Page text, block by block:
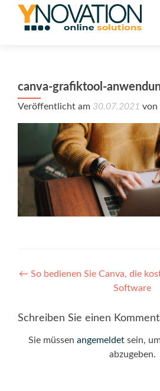
canva-grafiktool-
Veröffentlicht am 30.07.2021 von
Post
← So bedienen Sie Canva, die
Software
Schreiben Sie einen
Sie müssen angemeldetsein,
abzugeben.